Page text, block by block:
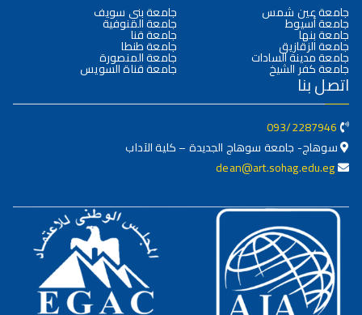
جامعة عين شمس
جامعة أسيوط
جامعة بنها
جامعة الزقازيق
جامعة مدينة السادات
جامعة كفر الشيخ
جامعة بني سويف
جامعة المنوفية
جامعة قنا
جامعة طنطا
جامعة المنصورة
جامعة قناة السويس
اتصل بنا
093/2287946
سوهاج- جامعة سوهاج الجديدة – كلية الآداب